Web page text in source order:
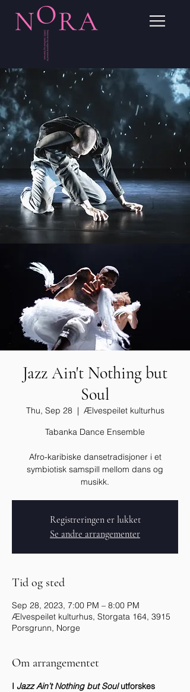
Jazz Ain't Nothing but
Soul
Thu, Sep 28
  |
Ælvespeilet kulturhus
Tabanka Dance Ensemble
Afro-karibiske dansetradisjoner i et
symbiotisk samspill mellom dans og
musikk.
Registreringen er lukket
Se andre arrangementer
Tid og sted
Sep 28, 2023, 7:00 PM – 8:00 PM
Ælvespeilet kulturhus, Storgata 164, 3915
Porsgrunn, Norge
Om arrangementet
I Jazz Ain’t Nothing but Soul utforskes